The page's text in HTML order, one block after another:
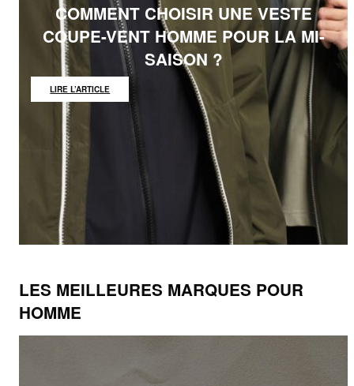
COMMENT CHOISIR UNE VESTE
COUPE-VENT HOMME POUR LA MI-
SAISON ?
LIRE L’ARTICLE
COMMENT
CHOISIR
LES MEILLEURES MARQUES POUR
HOMME